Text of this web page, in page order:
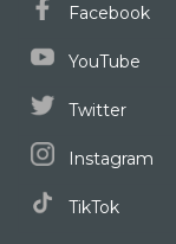
Facebook
YouTube
Twitter
Instagram
TikTok